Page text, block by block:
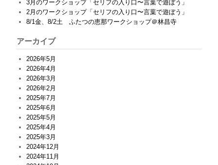
3月のワークショップ「セリフの入り口〜言葉で遊ぼう」
2月のワークショップ「セリフの入り口〜言葉で遊ぼう」
8/1金、8/2土 ふたつの恵那ワークショップ＠林昌寺
アーカイブ
2026年5月
2026年4月
2026年3月
2026年2月
2025年7月
2025年6月
2025年5月
2025年4月
2025年3月
2024年12月
2024年11月